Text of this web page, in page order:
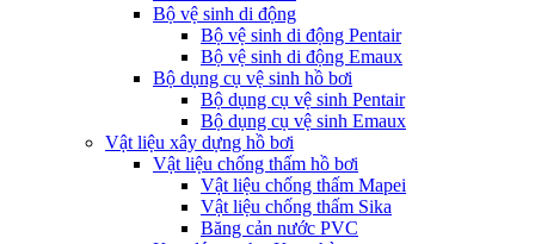
Bộ vệ sinh di động
Bộ vệ sinh di động Pentair
Bộ vệ sinh di động Emaux
Bộ dụng cụ vệ sinh hồ bơi
Bộ dụng cụ vệ sinh Pentair
Bộ dụng cụ vệ sinh Emaux
Vật liệu xây dựng hồ bơi
Vật liệu chống thấm hồ bơi
Vật liệu chống thấm Mapei
Vật liệu chống thấm Sika
Băng cản nước PVC